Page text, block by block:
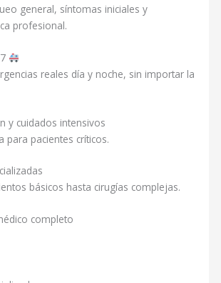
general, síntomas iniciales y
profesional.
reales día y noche, sin importar la
y cuidados intensivos
para pacientes críticos.
básicos hasta cirugías complejas.
completo